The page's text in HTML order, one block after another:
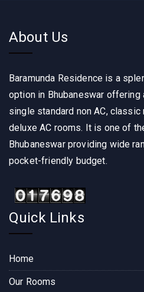
About Us
Baramunda Residence is a
option in Bhubaneswar
single standard non AC, classic
deluxe AC rooms. It is one of
Bhubaneswar providing wide
pocket-friendly budget.
Quick Links
Home
Our Rooms